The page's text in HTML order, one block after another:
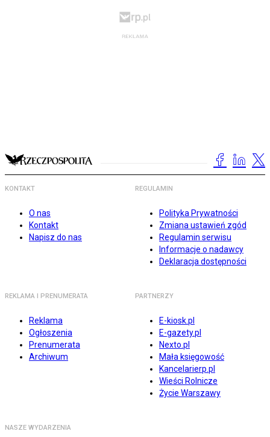
KONTAKT
O nas
Kontakt
Napisz do nas
REGULAMIN
Polityka Prywatności
Zmiana ustawień zgód
Regulamin serwisu
Informacje o nadawcy
Deklaracja dostępności
REKLAMA I PRENUMERATA
Reklama
Ogłoszenia
Prenumerata
Archiwum
PARTNERZY
E-kiosk.pl
E-gazety.pl
Nexto.pl
Mała księgowość
Kancelarierp.pl
Wieści Rolnicze
Życie Warszawy
NASZE WYDARZENIA